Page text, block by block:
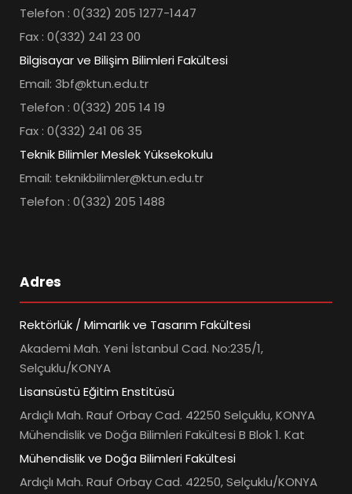
Telefon : 0(332) 205 1277-1447
Fax : 0(332) 241 23 00
Bilgisayar ve Bilişim Bilimleri Fakültesi
Email: 3bf@ktun.edu.tr
Telefon : 0(332) 205 14 19
Fax : 0(332) 241 06 35
Teknik Bilimler Meslek Yüksekokulu
Email: teknikbilimler@ktun.edu.tr
Telefon : 0(332) 205 1488
Adres
Rektörlük / Mimarlık ve Tasarım Fakültesi
Akademi Mah. Yeni İstanbul Cad. No:235/1,
Selçuklu/KONYA
Lisansüstü Eğitim Enstitüsü
Ardıçlı Mah. Rauf Orbay Cad. 42250 Selçuklu, KONYA
Mühendislik ve Doğa Bilimleri Fakültesi B Blok 1. Kat
Mühendislik ve Doğa Bilimleri Fakültesi
Ardıçlı Mah. Rauf Orbay Cad. 42250, Selçuklu/KONYA